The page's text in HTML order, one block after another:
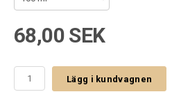
68,00 SEK
Lägg i kundvagnen